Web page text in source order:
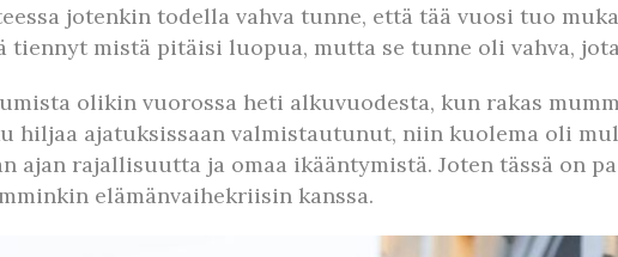
jotenkin todella vahva tunne, että tää vuosi tuo
tiennyt mistä pitäisi luopua, mutta se tunne oli vahva,
olikin vuorossa heti alkuvuodesta, kun rakas
hiljaa ajatuksissaan valmistautunut, niin kuolema oli
ajan rajallisuutta ja omaa ikääntymistä. Joten tässä on
elämänvaihekriisin kanssa.